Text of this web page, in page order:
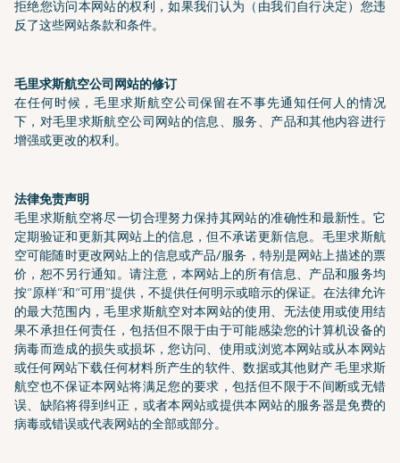
拒绝您访问本网站的权利，如果我们认为（由我们自行决定）您违
反了这些网站条款和条件。
毛里求斯航空公司网站的修订
在任何时候，毛里求斯航空公司保留在不事先通知任何人的情况
下，对毛里求斯航空公司网站的信息、服务、产品和其他内容进行
增强或更改的权利。
法律免责声明
毛里求斯航空将尽一切合理努力保持其网站的准确性和最新性。它
定期验证和更新其网站上的信息，但不承诺更新信息。毛里求斯航
空可能随时更改网站上的信息或产品/服务，特别是网站上描述的票
价，恕不另行通知。请注意，本网站上的所有信息、产品和服务均
按“原样”和“可用”提供，不提供任何明示或暗示的保证。在法律允许
的最大范围内，毛里求斯航空对本网站的使用、无法使用或使用结
果不承担任何责任，包括但不限于由于可能感染您的计算机设备的
病毒而造成的损失或损坏，您访问、使用或浏览本网站或从本网站
或任何网站下载任何材料所产生的软件、数据或其他财产 毛里求斯
航空也不保证本网站将满足您的要求，包括但不限于不间断或无错
误、缺陷将得到纠正，或者本网站或提供本网站的服务器是免费的
病毒或错误或代表网站的全部或部分。